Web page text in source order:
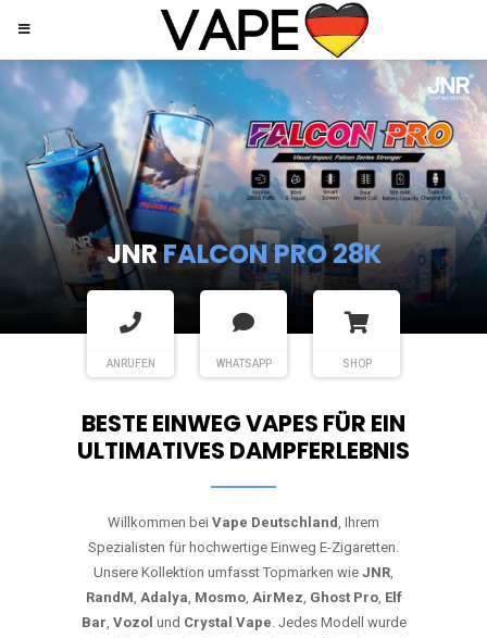
JNRSHISHA HOOKAH MAX
ANRUFEN WHATSAPP SHOP
BESTE EINWEG VAPES FÜR EIN
ULTIMATIVES DAMPFERLEBNIS
Willkommen bei Vape Deutschland, Ihrem
Spezialisten für hochwertige Einweg E-Zigaretten.
Unsere Kollektion umfasst Topmarken wie JNR,
RandM, Adalya, Mosmo, AirMez, Ghost Pro, Elf
Bar, Vozol und Crystal Vape. Jedes Modell wurde